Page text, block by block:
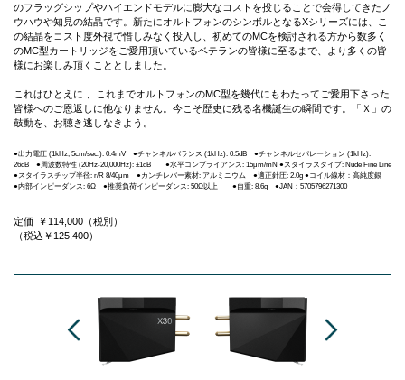
のフラッグシップやハイエンドモデルに膨大なコストを投じることで会得してきたノ
ウハウや知見の結晶です。新たにオルトフォンのシンボルとなるXシリーズには、こ
の結晶をコスト度外視で惜しみなく投入し、初めてのMCを検討される方から数多く
のMC型カートリッジをご愛用頂いているベテランの皆様に至るまで、より多くの皆
様にお楽しみ頂くこととしました。
これはひとえに 、これまでオルトフォンのMC型を幾代にもわたってご愛用下さった
皆様へのご恩返しに他なりません。今こそ歴史に残る名機誕生の瞬間です。「Ｘ」の
鼓動を、お聴き逃しなきよう。
●出力電圧 (1kHz, 5cm/sec.): 0.4mV ●チャンネルバランス (1kHz): 0.5dB ●チャンネルセパレーション (1kHz):
26dB ●周波数特性 (20Hz-20,000Hz): ±1dB ●水平コンプライアンス: 15μm/mN ●スタイラスタイプ: Nude Fine Line
●スタイラスチップ半径: r/R 8/40μm ●カンチレバー素材: アルミニウム ●適正針圧: 2.0g ●コイル線材：高純度銀
●内部インピーダンス: 6Ω ●推奨負荷インピーダンス: 50Ω以上 ●自重: 8.6g ●JAN：5705796271300
定価 ￥114,000 （税別）
（税込￥125,400）